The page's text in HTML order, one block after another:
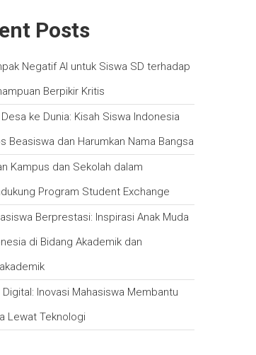
Posts
Negatif AI untuk Siswa SD terhadap
Berpikir Kritis
Desa ke Dunia: Kisah Siswa Indonesia
Beasiswa dan Harumkan Nama Bangsa
Kampus dan Sekolah dalam
Program Student Exchange
Berprestasi: Inspirasi Anak Muda
di Bidang Akademik dan
Digital: Inovasi Mahasiswa Membantu
Lewat Teknologi